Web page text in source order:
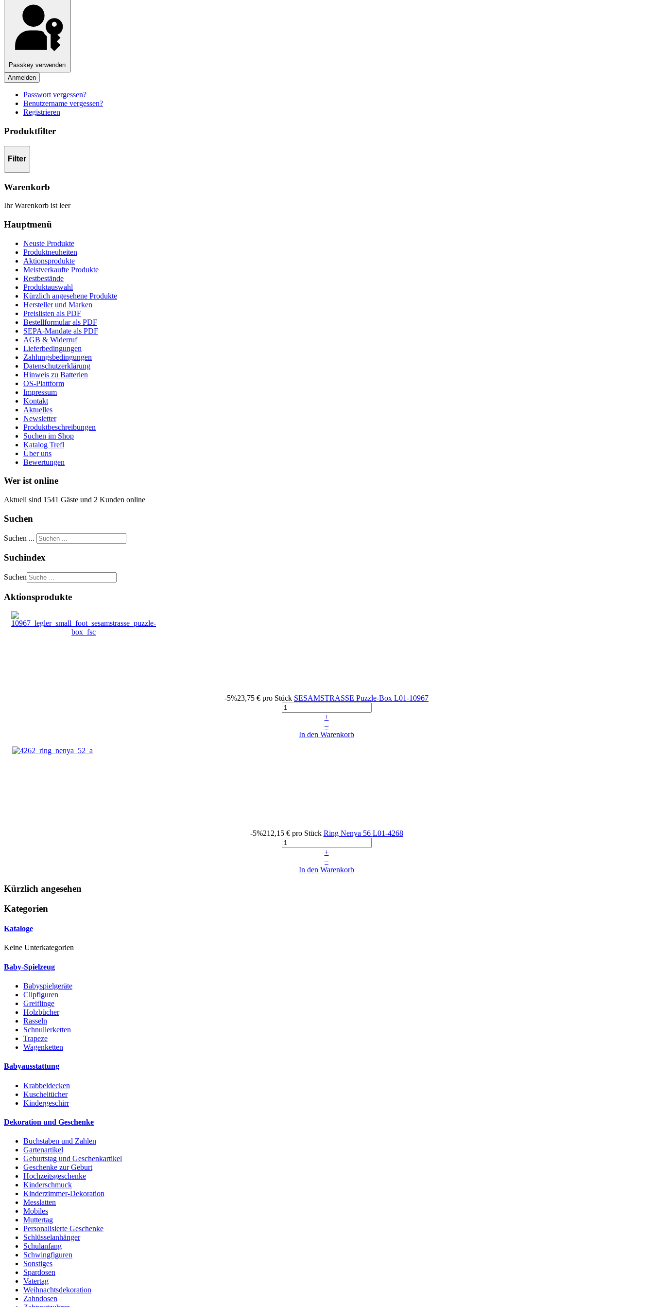
Passkey verwenden
Anmelden
Passwort vergessen?
Benutzername vergessen?
Registrieren
Produktfilter
Filter
Warenkorb
Ihr Warenkorb ist leer
Hauptmenü
Neuste Produkte
Produktneuheiten
Aktionsprodukte
Meistverkaufte Produkte
Restbestände
Produktauswahl
Kürzlich angesehene Produkte
Hersteller und Marken
Preislisten als PDF
Bestellformular als PDF
SEPA-Mandate als PDF
AGB & Widerruf
Lieferbedingungen
Zahlungsbedingungen
Datenschutzerklärung
Hinweis zu Batterien
OS-Plattform
Impressum
Kontakt
Aktuelles
Newsletter
Produktbeschreibungen
Suchen im Shop
Katalog Trefl
Über uns
Bewertungen
Wer ist online
Aktuell sind 1541 Gäste und 2 Kunden online
Suchen
Suchen ...
Suchindex
Suchen
Aktionsprodukte
-5%23,75 € pro Stück SESAMSTRASSE Puzzle-Box L01-10967
+
–
In den Warenkorb
-5%212,15 € pro Stück Ring Nenya 56 L01-4268
+
–
In den Warenkorb
Kürzlich angesehen
Kategorien
Kataloge
Keine Unterkategorien
Baby-Spielzeug
Babyspielgeräte
Clipfiguren
Greiflinge
Holzbücher
Rasseln
Schnullerketten
Trapeze
Wagenketten
Babyausstattung
Krabbeldecken
Kuscheltücher
Kindergeschirr
Dekoration und Geschenke
Buchstaben und Zahlen
Gartenartikel
Geburtstag und Geschenkartikel
Geschenke zur Geburt
Hochzeitsgeschenke
Kinderschmuck
Kinderzimmer-Dekoration
Messlatten
Mobiles
Muttertag
Personalisierte Geschenke
Schlüsselanhänger
Schulanfang
Schwingfiguren
Sonstiges
Spardosen
Vatertag
Weihnachtsdekoration
Zahndosen